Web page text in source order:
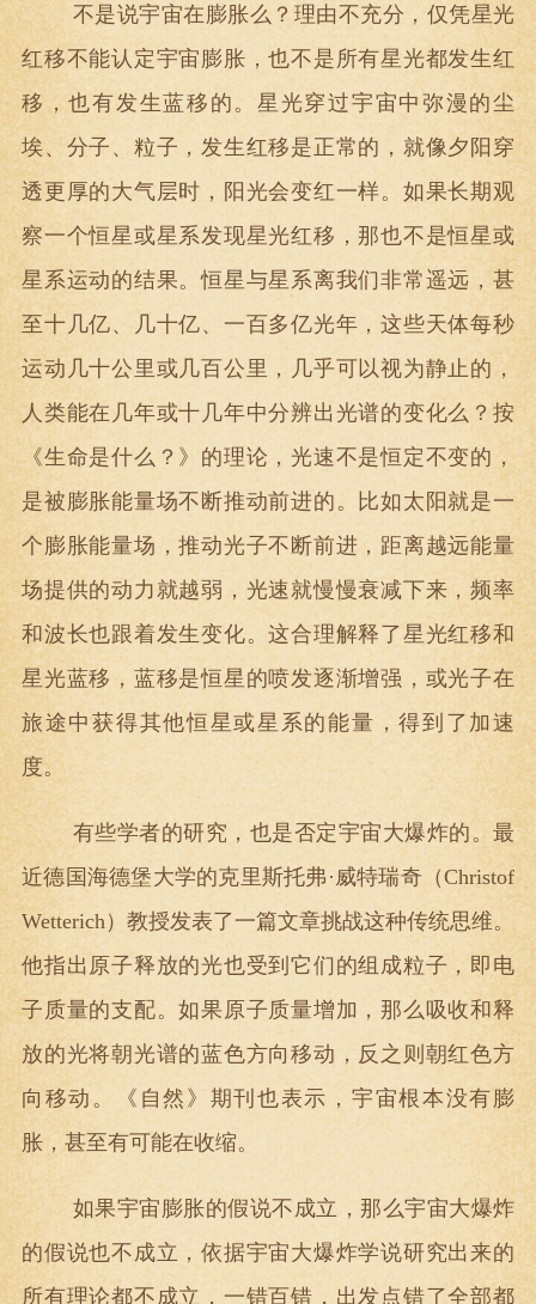
不是说宇宙在膨胀么？理由不充分，仅凭星光
红移不能认定宇宙膨胀，也不是所有星光都发生红
移，也有发生蓝移的。星光穿过宇宙中弥漫的尘
埃、分子、粒子，发生红移是正常的，就像夕阳穿
透更厚的大气层时，阳光会变红一样。如果长期观
察一个恒星或星系发现星光红移，那也不是恒星或
星系运动的结果。恒星与星系离我们非常遥远，甚
至十几亿、几十亿、一百多亿光年，这些天体每秒
运动几十公里或几百公里，几乎可以视为静止的，
人类能在几年或十几年中分辨出光谱的变化么？按
《生命是什么？》的理论，光速不是恒定不变的，
是被膨胀能量场不断推动前进的。比如太阳就是一
个膨胀能量场，推动光子不断前进，距离越远能量
场提供的动力就越弱，光速就慢慢衰减下来，频率
和波长也跟着发生变化。这合理解释了星光红移和
星光蓝移，蓝移是恒星的喷发逐渐增强，或光子在
旅途中获得其他恒星或星系的能量，得到了加速
度。
有些学者的研究，也是否定宇宙大爆炸的。最
近德国海德堡大学的克里斯托弗·威特瑞奇（Christof
Wetterich）教授发表了一篇文章挑战这种传统思维。
他指出原子释放的光也受到它们的组成粒子，即电
子质量的支配。如果原子质量增加，那么吸收和释
放的光将朝光谱的蓝色方向移动，反之则朝红色方
向移动。《自然》期刊也表示，宇宙根本没有膨
胀，甚至有可能在收缩。
如果宇宙膨胀的假说不成立，那么宇宙大爆炸
的假说也不成立，依据宇宙大爆炸学说研究出来的
所有理论都不成立，一错百错，出发点错了全部都